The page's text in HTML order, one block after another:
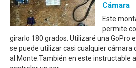
Cámara
Este
permite
girarlo 180 grados. Utilizaré una GoPro
se puede utilizar casi cualquier cámara
al Monte.También en este instructable